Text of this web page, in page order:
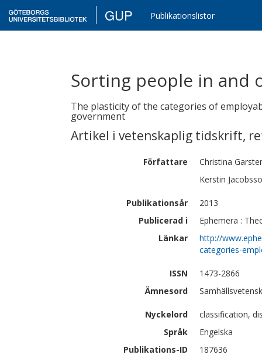
GUP Publikationslistor
Sorting people in and
The plasticity of the categories of
government
Artikel i vetenskaplig tidskrift,
Författare Christina
Kerstin
Publikationsår
2013
Publicerad i
Ephemera :
Länkar
http://
categories-
ISSN
1473-2866
Ämnesord
Nyckelord
classification,
Språk
Engelska
Publikations-ID
187636